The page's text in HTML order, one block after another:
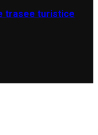
trasee turistice